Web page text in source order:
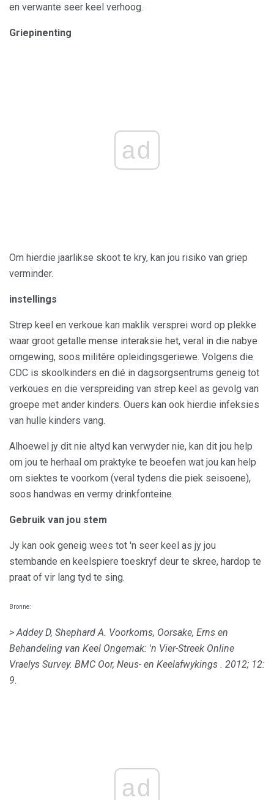
en verwante seer keel verhoog.
Griepinenting
ad
Om hierdie jaarlikse skoot te kry, kan jou risiko van griep
verminder.
instellings
Strep keel en verkoue kan maklik versprei word op plekke
waar groot getalle mense interaksie het, veral in die nabye
omgewing, soos militêre opleidingsgeriewe. Volgens die
CDC is skoolkinders en dié in dagsorgsentrums geneig tot
verkoues en die verspreiding van strep keel as gevolg van
groepe met ander kinders. Ouers kan ook hierdie infeksies
van hulle kinders vang.
Alhoewel jy dit nie altyd kan verwyder nie, kan dit jou help
om jou te herhaal om praktyke te beoefen wat jou kan help
om siektes te voorkom (veral tydens die piek seisoene),
soos handwas en vermy drinkfonteine.
Gebruik van jou stem
Jy kan ook geneig wees tot 'n seer keel as jy jou
stembande en keelspiere toeskryf deur te skree, hardop te
praat of vir lang tyd te sing.
Bronne:
> Addey D, Shephard A. Voorkoms, Oorsake, Erns en
Behandeling van Keel Ongemak: 'n Vier-Streek Online
Vraelys Survey. BMC Oor, Neus- en Keelafwykings . 2012; 12:
9.
ad